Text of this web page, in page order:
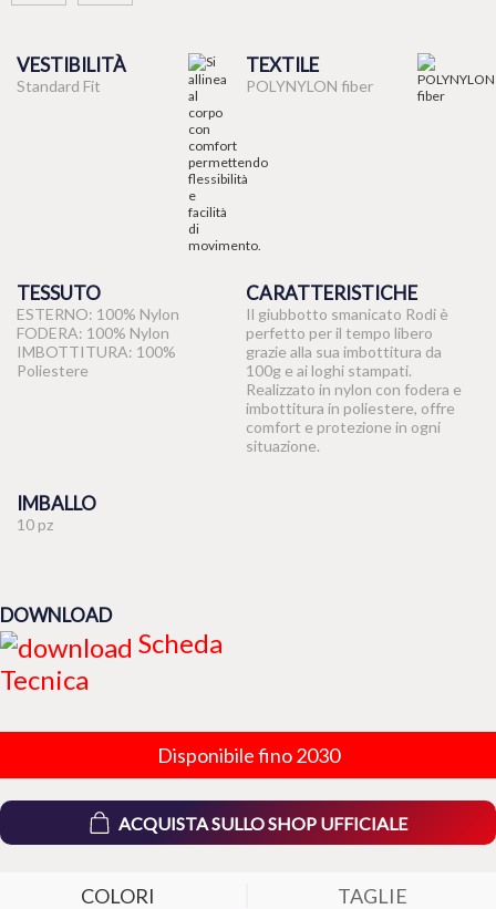
VESTIBILITÀ
Standard Fit
TEXTILE
POLYNYLON fiber
TESSUTO
ESTERNO: 100% Nylon
FODERA: 100% Nylon
IMBOTTITURA: 100%
Poliestere
CARATTERISTICHE
Il giubbotto smanicato Rodi è
perfetto per il tempo libero
grazie alla sua imbottitura da
100g e ai loghi stampati.
Realizzato in nylon con fodera e
imbottitura in poliestere, offre
comfort e protezione in ogni
situazione.
IMBALLO
10 pz
DOWNLOAD
Scheda
Tecnica
Disponibile fino 2030
ACQUISTA SULLO SHOP UFFICIALE
COLORI TAGLIE